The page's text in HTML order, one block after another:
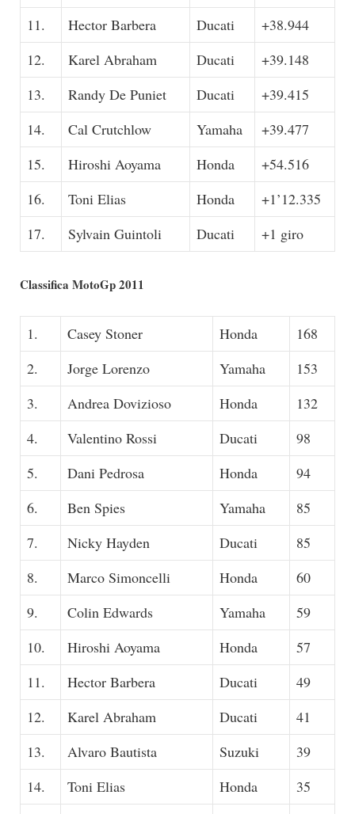
11.
Hector Barbera Ducati
+38.944
12.
Karel Abraham Ducati
+39.148
13.
Randy De Puniet Ducati
+39.415
14.
Cal Crutchlow Yamaha
+39.477
15.
Hiroshi Aoyama Honda
+54.516
16.
Toni Elias Honda
+1’12.335
17.
Sylvain Guintoli Ducati +1 giro
Classifica MotoGp 2011
1. Casey Stoner Honda
168
2.
Jorge Lorenzo Yamaha
153
3.
Andrea Dovizioso Honda
132
4.
Valentino Rossi Ducati
98
5.
Dani Pedrosa Honda
94
6.
Ben Spies Yamaha
85
7.
Nicky Hayden Ducati
85
8.
Marco Simoncelli Honda
60
9.
Colin Edwards Yamaha
59
10.
Hiroshi Aoyama Honda
57
11.
Hector Barbera Ducati
49
12.
Karel Abraham Ducati
41
13.
Alvaro Bautista Suzuki
39
14.
Toni Elias Honda
35